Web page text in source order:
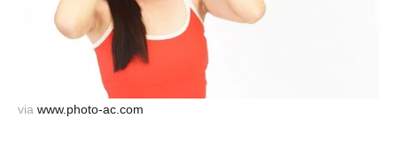
via www.photo-ac.com